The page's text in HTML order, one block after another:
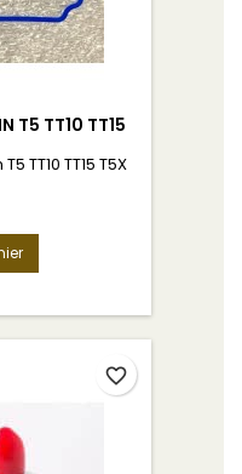
T5 TT10 TT15
TT10 TT15 T5X
favorite_border